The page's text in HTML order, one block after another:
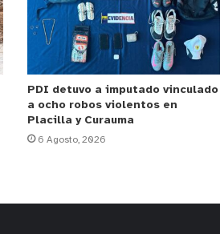
PDI detuvo a imputado vinculado
a ocho robos violentos en
Placilla y Curauma
6 Agosto, 2026